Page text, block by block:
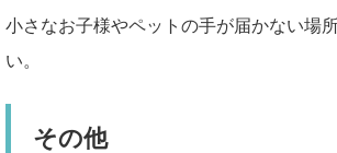
小さなお子様やペットの手が届かない場
い。
その他